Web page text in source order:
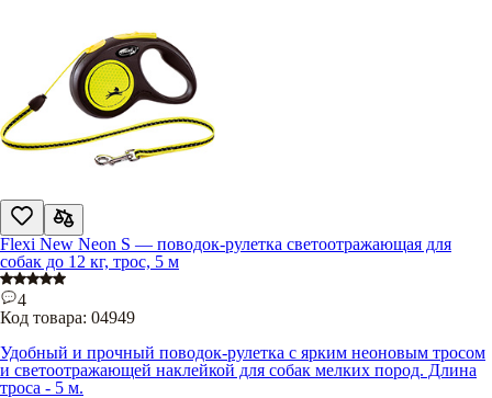
Flexi New Neon S — поводок-рулетка светоотражающая для
собак до 12 кг, трос, 5 м
4
Код товара: 04949
Удобный и прочный поводок-рулетка с ярким неоновым тросом
и светоотражающей наклейкой для собак мелких пород. Длина
троса - 5 м.